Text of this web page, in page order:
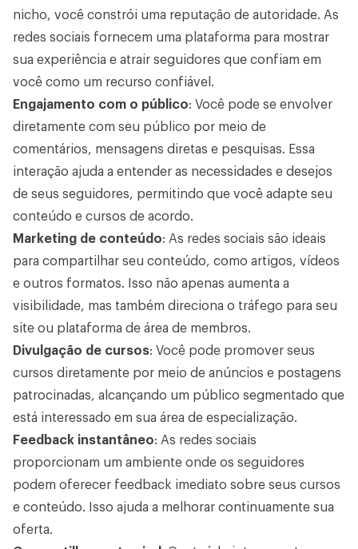
nicho, você constrói uma reputação de autoridade. As
redes sociais fornecem uma plataforma para mostrar
sua experiência e atrair seguidores que confiam em
você como um recurso confiável.
Engajamento com o público: Você pode se envolver
diretamente com seu público por meio de
comentários, mensagens diretas e pesquisas. Essa
interação ajuda a entender as necessidades e desejos
de seus seguidores, permitindo que você adapte seu
conteúdo e cursos de acordo.
Marketing de conteúdo: As redes sociais são ideais
para compartilhar seu conteúdo, como artigos, vídeos
e outros formatos. Isso não apenas aumenta a
visibilidade, mas também direciona o tráfego para seu
site ou plataforma de área de membros.
Divulgação de cursos: Você pode promover seus
cursos diretamente por meio de anúncios e postagens
patrocinadas, alcançando um público segmentado que
está interessado em sua área de especialização.
Feedback instantâneo: As redes sociais
proporcionam um ambiente onde os seguidores
podem oferecer feedback imediato sobre seus cursos
e conteúdo. Isso ajuda a melhorar continuamente sua
oferta.